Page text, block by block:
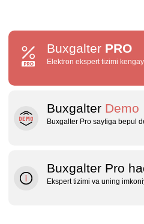
Buxgalter PRO
Elektron ekspert tizimi
Buxgalter Demo
Buxgalter Pro saytiga bepul
Buxgalter Pro
Ekspert tizimi va uning